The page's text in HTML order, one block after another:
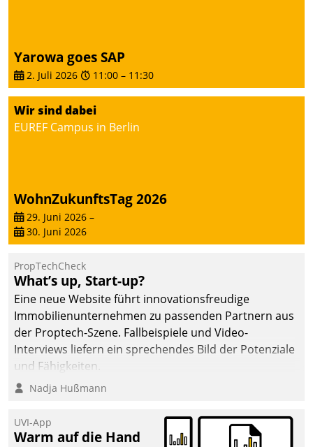
Mietenden zügiger und
effizienter zu bearbeiten.
Yarowa goes SAP
2. Juli 2026 11:00 – 11:30
Wir sind dabei
EUREF Campus in Berlin
WohnZukunftsTag 2026
29. Juni 2026 –
30. Juni 2026
PropTechCheck
What’s up, Start-up?
Eine neue Website führt innovationsfreudige
Immobilienunternehmen zu passenden Partnern aus
der Proptech-Szene. Fallbeispiele und Video-
Interviews liefern ein sprechendes Bild der Potenziale
und Fähigkeiten.
Nadja Hußmann
UVI-App
Warm auf die Hand